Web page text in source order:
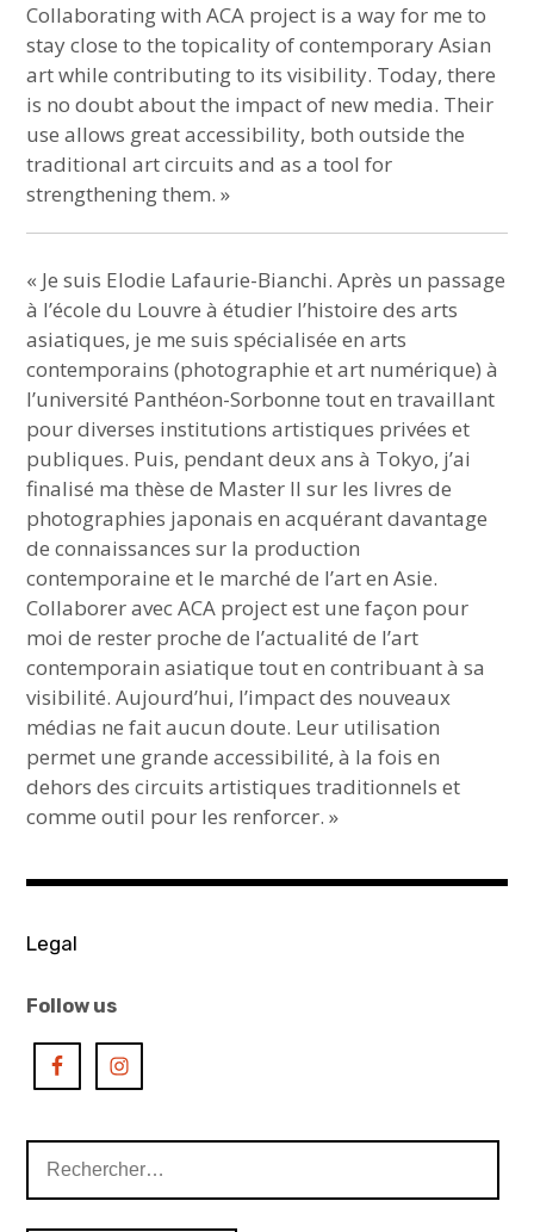
Collaborating with ACA project is a way for me to
stay close to the topicality of contemporary Asian
art while contributing to its visibility. Today, there
is no doubt about the impact of new media. Their
use allows great accessibility, both outside the
traditional art circuits and as a tool for
strengthening them. » ⠀
« Je suis Elodie Lafaurie-Bianchi. Après un passage
à l’école du Louvre à étudier l’histoire des arts
asiatiques, je me suis spécialisée en arts
contemporains (photographie et art numérique) à
l’université Panthéon-Sorbonne tout en travaillant
pour diverses institutions artistiques privées et
publiques. Puis, pendant deux ans à Tokyo, j’ai
finalisé ma thèse de Master II sur les livres de
photographies japonais en acquérant davantage
de connaissances sur la production
contemporaine et le marché de l’art en Asie.
Collaborer avec ACA project est une façon pour
moi de rester proche de l’actualité de l’art
contemporain asiatique tout en contribuant à sa
visibilité. Aujourd’hui, l’impact des nouveaux
médias ne fait aucun doute. Leur utilisation
permet une grande accessibilité, à la fois en
dehors des circuits artistiques traditionnels et
comme outil pour les renforcer. »
Legal
Follow us